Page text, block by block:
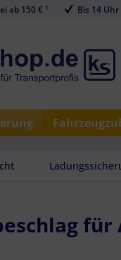
ab 150 € ¹ Bis 14